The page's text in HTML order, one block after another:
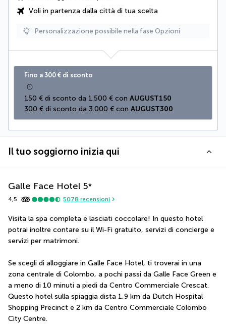
Voli in partenza dalla città di tua scelta
Personalizzazione possibile nella fase Opzioni
Fino a 300 € di sconto
150 € di sconto da 1.500 € con AUGUST150
300 € di sconto da 3.000 € con AUGUST300
Il tuo soggiorno inizia qui
Galle Face Hotel 5*
4,5 5078 recensioni
Visita la spa completa e lasciati coccolare! In questo hotel
potrai inoltre contare su il Wi-Fi gratuito, servizi di concierge e
servizi per matrimoni.
Se scegli di alloggiare in Galle Face Hotel, ti troverai in una
zona centrale di Colombo, a pochi passi da Galle Face Green e
a meno di 10 minuti a piedi da Centro Commerciale Crescat.
Questo hotel sulla spiaggia dista 1,9 km da Dutch Hospital
Shopping Precinct e 2 km da Centro Commerciale Colombo
City Centre.